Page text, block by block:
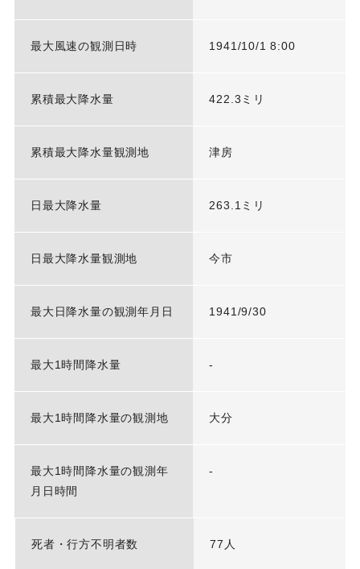
最大風速の観測日時 1941/10/1 8:00
累積最大降水量 422.3ミリ
累積最大降水量観測地 津房
日最大降水量 263.1ミリ
日最大降水量観測地 今市
最大日降水量の観測年月日 1941/9/30
最大1時間降水量 -
最大1時間降水量の観測地 大分
最大1時間降水量の観測年
月日時間
-
死者・行方不明者数 77人